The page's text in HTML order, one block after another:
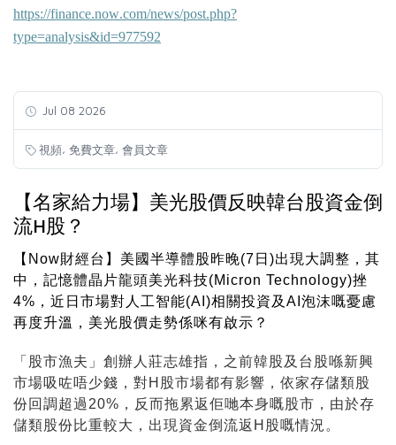
https://finance.now.com/news/post.php?
type=analysis&id=977592
Jul 08 2026
視頻, 免費文章, 會員文章
【名家給力場】美光股價反映韓台股資金倒
流H股？
【Now財經台】美國半導體股昨晚(7日)出現大調整，其
中，記憶體晶片龍頭美光科技(Micron Technology)挫
4%，近日市場對人工智能(AI)相關投資及AI泡沫嘅憂慮
再度升溫，美光股價走勢係咪有啟示？
「股市漁夫」創辦人莊志雄指，之前韓股及台股喺新興
市場吸咗唔少錢，對H股市場都有影響，依家存儲類股
份回調超過20%，反而拖累返佢哋本身嘅股市，由於存
儲類股份比重較大，出現資金倒流返H股嘅情況。